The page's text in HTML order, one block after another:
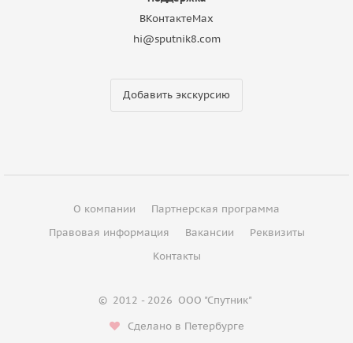
ВКонтактеMax
hi@sputnik8.com
Добавить экскурсию
О компании
Партнерская программа
Правовая информация
Вакансии
Реквизиты
Контакты
© 2012 - 2026 ООО "Спутник"
Сделано в Петербурге